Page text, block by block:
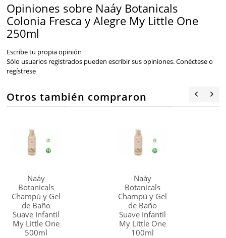
Opiniones sobre Naáy Botanicals
Colonia Fresca y Alegre My Little One
250ml
Escribe tu propia opinión
Sólo usuarios registrados pueden escribir sus opiniones.Conécteseo
regístrese
Otros también compraron
Naáy
Botanicals
Champú y Gel
de Baño
Suave Infantil
My Little One
500ml
Naáy
Botanicals
Champú y Gel
de Baño
Suave Infantil
My Little One
100ml